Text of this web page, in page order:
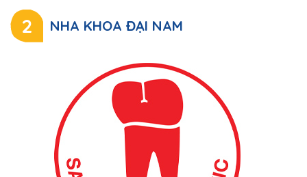
2 NHA KHOA ĐẠI NAM